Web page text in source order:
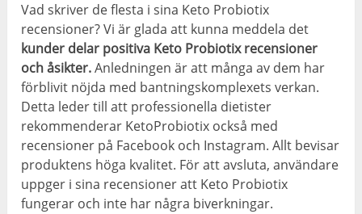
Vad skriver de flesta i sina Keto Probiotix
recensioner? Vi är glada att kunna meddela det
kunder delar positiva Keto Probiotix recensioner
och åsikter.Anledningen är att många av dem har
förblivit nöjda med bantningskomplexets verkan.
Detta leder till att professionella dietister
rekommenderar KetoProbiotix också med
recensioner på Facebook och Instagram. Allt bevisar
produktens höga kvalitet. För att avsluta, användare
uppger i sina recensioner att Keto Probiotix
fungerar och inte har några biverkningar.